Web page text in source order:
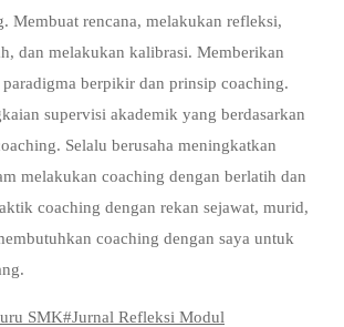
Membuat rencana, melakukan refleksi,
dan melakukan kalibrasi. Memberikan
berpikir dan prinsip coaching.
supervisi akademik yang berdasarkan
Selalu berusaha meningkatkan
melakukan coaching dengan berlatih dan
coaching dengan rekan sejawat, murid,
coaching dengan saya untuk
SMK#Jurnal Refleksi Modul